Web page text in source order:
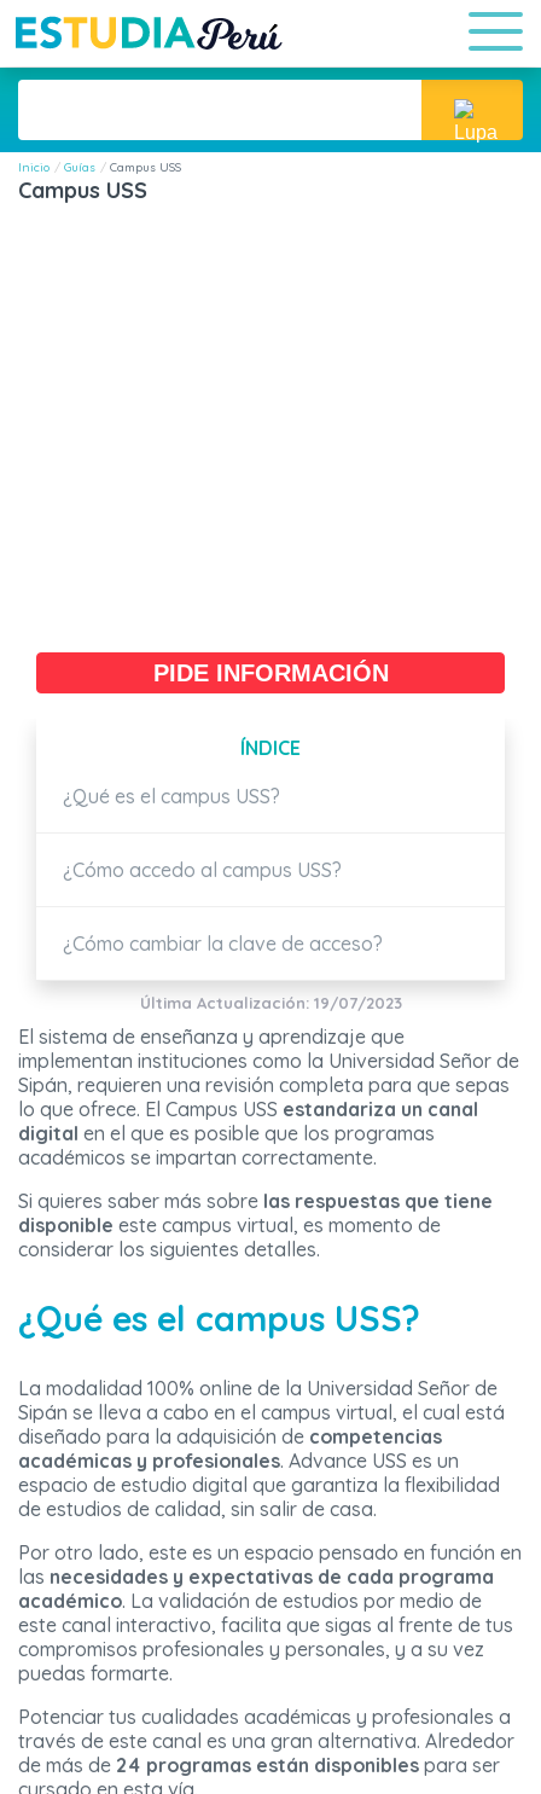
Inicio Guías Campus USS
Campus USS
PIDE INFORMACIÓN
ÍNDICE
¿Qué es el campus USS?
¿Cómo accedo al campus USS?
¿Cómo cambiar la clave de acceso?
Última Actualización: 19/07/2023
El sistema de enseñanza y aprendizaje que
implementan instituciones como la Universidad Señor de
Sipán, requieren una revisión completa para que sepas
lo que ofrece. El Campus USS estandariza un canal
digital en el que es posible que los programas
académicos se impartan correctamente.
Si quieres saber más sobre las respuestas que tiene
disponible este campus virtual, es momento de
considerar los siguientes detalles.
¿Qué es el campus USS?
La modalidad 100% online de la Universidad Señor de
Sipán se lleva a cabo en el campus virtual, el cual está
diseñado para la adquisición de competencias
académicas y profesionales. Advance USS es un
espacio de estudio digital que garantiza la flexibilidad
de estudios de calidad, sin salir de casa.
Por otro lado, este es un espacio pensado en función en
las necesidades y expectativas de cada programa
académico. La validación de estudios por medio de
este canal interactivo, facilita que sigas al frente de tus
compromisos profesionales y personales, y a su vez
puedas formarte.
Potenciar tus cualidades académicas y profesionales a
través de este canal es una gran alternativa. Alrededor
de más de 24 programas están disponibles para ser